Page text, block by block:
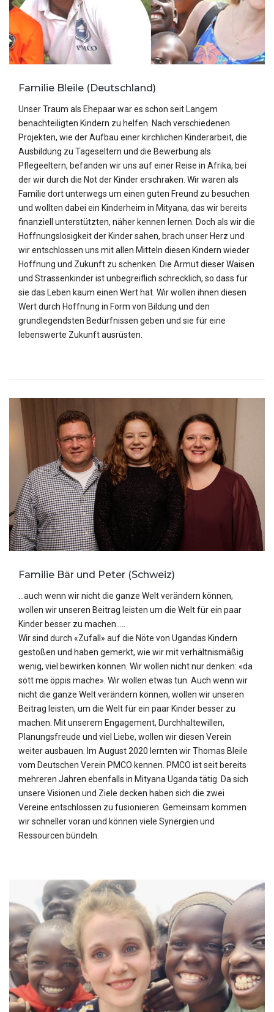
Familie Bleile (Deutschland)
Unser Traum als Ehepaar war es schon seit Langem
benachteiligten Kindern zu helfen. Nach verschiedenen
Projekten, wie der Aufbau einer kirchlichen Kinderarbeit, die
Ausbildung zu Tageseltern und die Bewerbung als
Pflegeeltern, befanden wir uns auf einer Reise in Afrika, bei
der wir durch die Not der Kinder erschraken. Wir waren als
Familie dort unterwegs um einen guten Freund zu besuchen
und wollten dabei ein Kinderheim in Mityana, das wir bereits
finanziell unterstützten, näher kennen lernen. Doch als wir die
Hoffnungslosigkeit der Kinder sahen, brach unser Herz und
wir entschlossen uns mit allen Mitteln diesen Kindern wieder
Hoffnung und Zukunft zu schenken. Die Armut dieser Waisen
und Strassenkinder ist unbegreiflich schrecklich, so dass für
sie das Leben kaum einen Wert hat. Wir wollen ihnen diesen
Wert durch Hoffnung in Form von Bildung und den
grundlegendsten Bedürfnissen geben und sie für eine
lebenswerte Zukunft ausrüsten.
Familie Bär und Peter (Schweiz)
…auch wenn wir nicht die ganze Welt verändern können,
wollen wir unseren Beitrag leisten um die Welt für ein paar
Kinder besser zu machen…..
Wir sind durch «Zufall» auf die Nöte von Ugandas Kindern
gestoßen und haben gemerkt, wie wir mit verhältnismäßig
wenig, viel bewirken können. Wir wollen nicht nur denken: «da
sött me öppis mache». Wir wollen etwas tun. Auch wenn wir
nicht die ganze Welt verändern können, wollen wir unseren
Beitrag leisten, um die Welt für ein paar Kinder besser zu
machen. Mit unserem Engagement, Durchhaltewillen,
Planungsfreude und viel Liebe, wollen wir diesen Verein
weiter ausbauen. Im August 2020 lernten wir Thomas Bleile
vom Deutschen Verein PMCO kennen. PMCO ist seit bereits
mehreren Jahren ebenfalls in Mityana Uganda tätig. Da sich
unsere Visionen und Ziele decken haben sich die zwei
Vereine entschlossen zu fusionieren. Gemeinsam kommen
wir schneller voran und können viele Synergien und
Ressourcen bündeln.